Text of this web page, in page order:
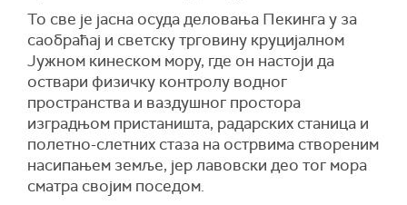
То све је јасна осуда деловања Пекинга у за
саобраћај и светску трговину круцијалном
Јужном кинеском мору, где он настоји да
оствари физичку контролу водног
пространства и ваздушног простора
изградњом пристаништа, радарских станица и
полетно-слетних стаза на острвима створеним
насипањем земље, јер лавовски део тог мора
сматра својим поседом.